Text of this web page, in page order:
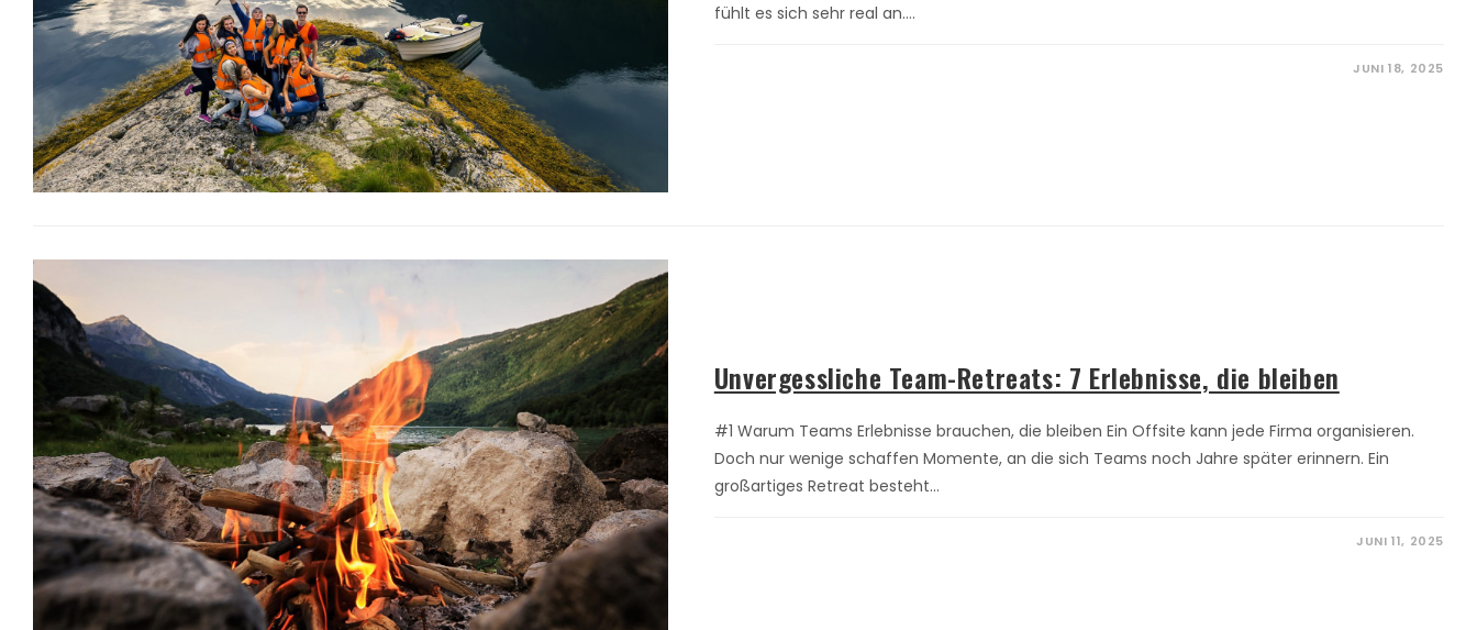
fühlt es sich sehr real an.…
JUNI 18, 2025
Unvergessliche Team-Retreats: 7 Erlebnisse, die bleiben
#1 Warum Teams Erlebnisse brauchen, die bleiben Ein Offsite kann jede Firma organisieren.
Doch nur wenige schaffen Momente, an die sich Teams noch Jahre später erinnern. Ein
großartiges Retreat besteht…
JUNI 11, 2025